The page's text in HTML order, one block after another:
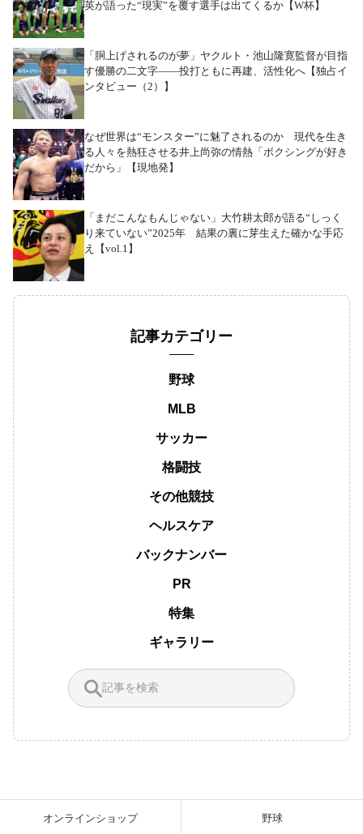
英が語った“現実”を覆す選手は出てくるか【W杯】
「胴上げされるのが夢」ヤクルト・池山隆寛監督が目指
す優勝の二文字――投打ともに再建、活性化へ【独占イ
ンタビュー（2）】
なぜ世界は“モンスター”に魅了されるのか 現代を生き
る人々を熱狂させる井上尚弥の情熱「ボクシングが好き
だから」【現地発】
「まだこんなもんじゃない」大竹耕太郎が語る“しっく
り来ていない”2025年 結果の裏に芽生えた確かな手応
え【vol.1】
記事カテゴリー
野球
MLB
サッカー
格闘技
その他競技
ヘルスケア
バックナンバー
PR
特集
ギャラリー
オンラインショップ 野球